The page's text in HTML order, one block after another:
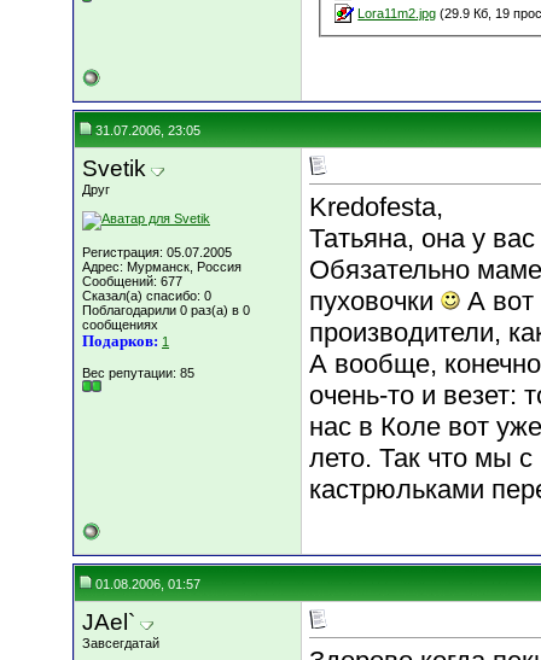
Lora11m2.jpg (29.9 Кб, 19
31.07.2006, 23:05
Svetik
Друг
Регистрация: 05.07.2005
Адрес: Мурманск, Россия
Сообщений: 677
Сказал(а) спасибо: 0
Поблагодарили 0 раз(а) в 0
сообщениях
Подарков: 1
Вес репутации: 85
Kredofesta,
Татьяна, она у
Обязательно
пуховочки
А вот
производители,
А вообще,
очень-то и везет:
нас в Коле вот
лето. Так что мы
кастрюльками
01.08.2006, 01:57
JAel`
Завсегдатай